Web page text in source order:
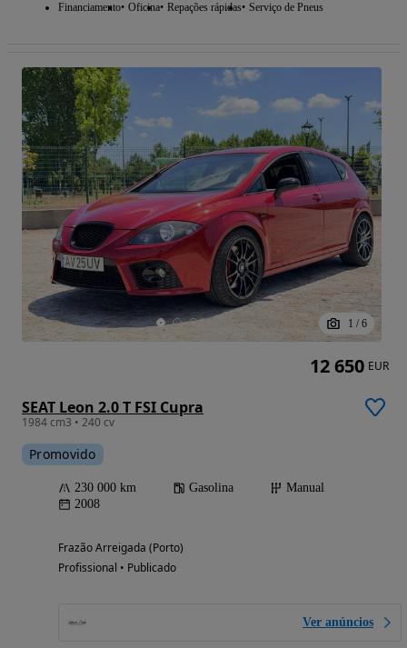
Financiamento Oficina Repações rápidas Serviço de Pneus
1 / 6
SEAT Leon 2.0 T FSI Cupra
1984 cm3 • 240 cv
Promovido
230 000 km Gasolina
Manual
2008
Frazão Arreigada (Porto)
Profissional • Publicado
Ver anúncios
12 650 EUR